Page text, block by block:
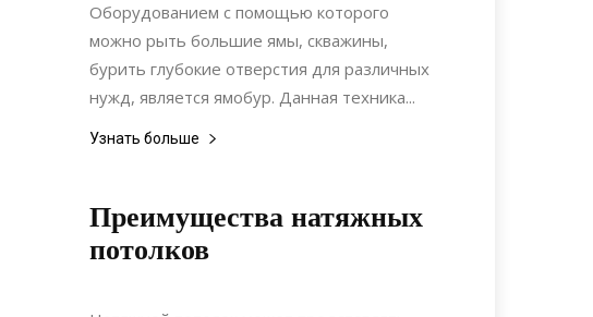
Оборудованием с помощью которого
можно рыть большие ямы, скважины,
бурить глубокие отверстия для различных
нужд, является ямобур. Данная техника...
Узнать больше
Преимущества натяжных
потолков
09.09.2017